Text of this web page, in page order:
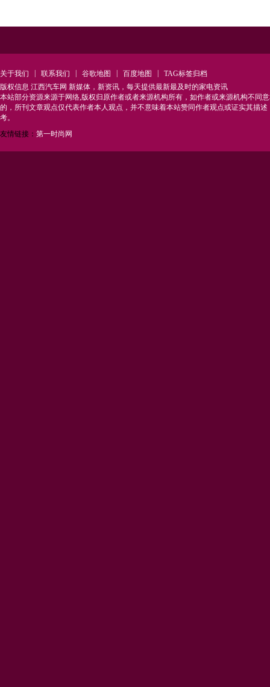
关于我们 联系我们 谷歌地图 百度地图
TAG标签归档
版权信息 江西汽车网 新媒体，新资讯，每天提供最新最及时的家电资讯
本站部分资源来源于网络,版权归原作者或者来源机构所有，如作者或来源机构不同
的，所刊文章观点仅代表作者本人观点，并不意味着本站赞同作者观点或证实其描
考。
友情链接： 第一时尚网